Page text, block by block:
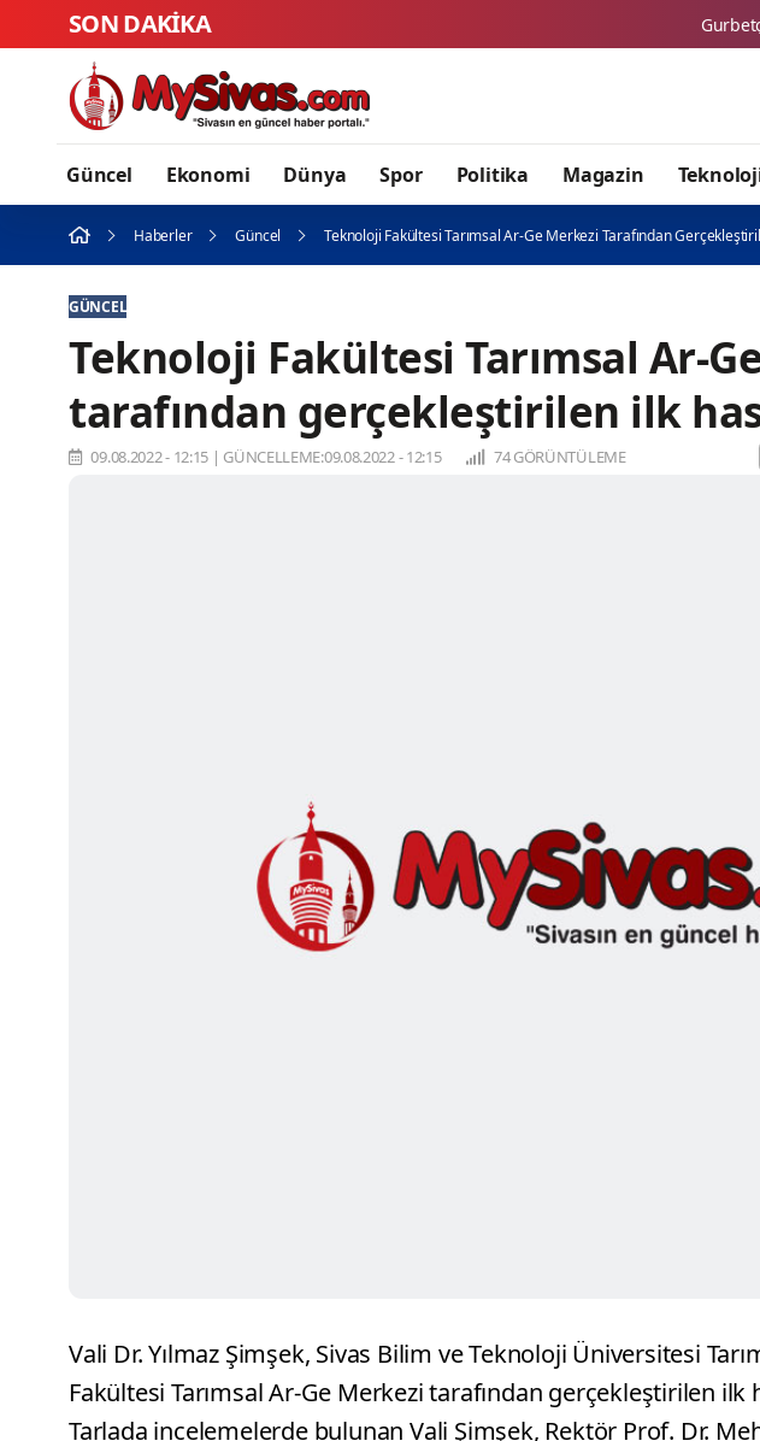
SON DAKİKA Gurbetçi Buluşmaları
Güncel Ekonomi Dünya Spor Politika Magazin
Haberler Güncel Teknoloji Fakültesi Tarımsal Ar-Ge Merkezi Tarafından
GÜNCEL
Teknoloji Fakültesi Tarımsal Ar-
tarafından gerçekleştirilen ilk
09.08.2022 - 12:15 | GÜNCELLEME:09.08.2022 - 12:15 74 GÖRÜNTÜLEME
Vali Dr. Yılmaz Şimşek, Sivas Bilim ve Teknoloji Üniversitesi
Fakültesi Tarımsal Ar-Ge Merkezi tarafından gerçekleştirilen ilk
Tarlada incelemelerde bulunan Vali Şimşek, Rektör Prof. Dr.